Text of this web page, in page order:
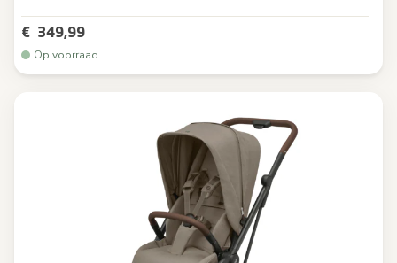
€ 349,99
Op voorraad